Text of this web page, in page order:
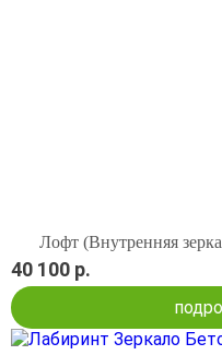
Лофт (Внутренняя
40 100 р.